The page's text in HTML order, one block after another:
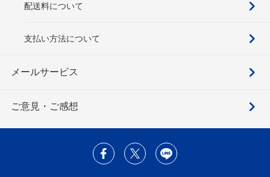
配送料について
支払い方法について
メールサービス
ご意見・ご感想